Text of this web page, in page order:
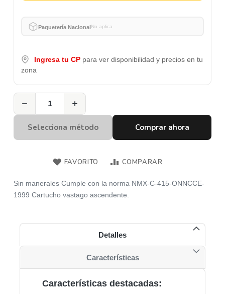
Paquetería NacionalNo aplica
Ingresa tu CP para ver disponibilidad y precios en tu
zona
− +
Selecciona método Comprar ahora
FAVORITO COMPARAR
Sin manerales Cumple con la norma NMX-C-415-ONNCCE-
1999 Cartucho vastago ascendente.
Detalles
Características destacadas:
Características